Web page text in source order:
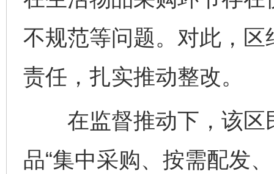
不规范等问题。对此，
责任，扎实推动整改。
在监督推动下，该区
品“集中采购、按需配发